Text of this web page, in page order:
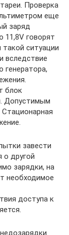
Проверка
еще
заряд
11,8V говорят
ситуации
вследствие
генератора,
блок
Допустимым
Стационарная
завести
о другой
зарядки, на
необходимое
доступа к